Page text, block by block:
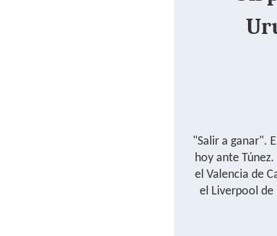
"Salir a ganar".
hoy ante
el Valencia de
el Liverpool